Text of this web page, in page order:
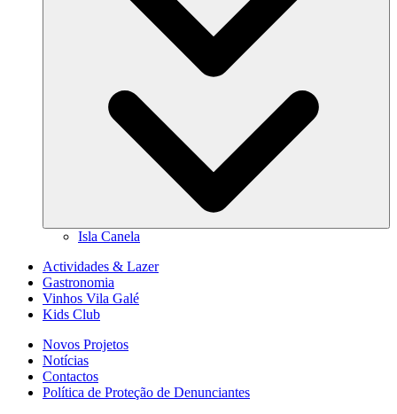
Isla Canela
Actividades & Lazer
Gastronomia
Vinhos Vila Galé
Kids Club
Novos Projetos
Notícias
Contactos
Política de Proteção de Denunciantes